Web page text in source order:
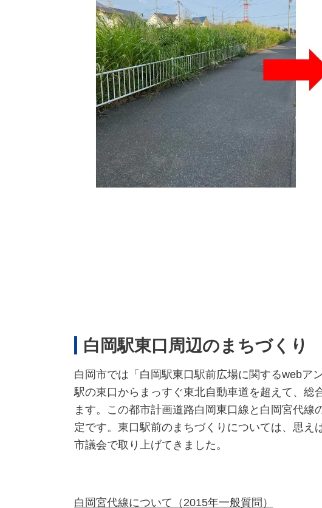
白岡駅東口周辺のまちづくり
白岡市では「白岡駅東口駅前広場に関するwebア
駅の東口からまっすぐ東北自動車道を超えて、総
ます。この都市計画道路白岡東口線と白岡宮代
定です。東口駅前のまちづくりについては、思え
市議会で取り上げてきました。
白岡宮代線について （2015年一般質問）